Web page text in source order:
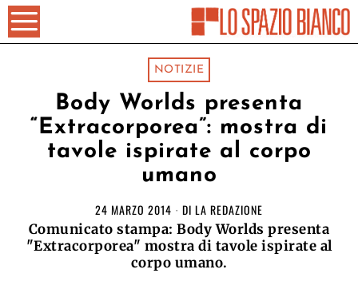
NOTIZIE
Body Worlds presenta
“Extracorporea”: mostra di
tavole ispirate al corpo
umano
24 MARZO 2014 DI LA REDAZIONE
Comunicato stampa: Body Worlds presenta
"Extracorporea" mostra di tavole ispirate al
corpo umano.